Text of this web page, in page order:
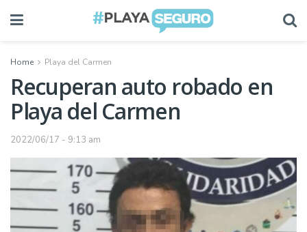
Home Playa del Carmen
Recuperan auto robado en
Playa del Carmen
2022/06/17 - 9:13 am